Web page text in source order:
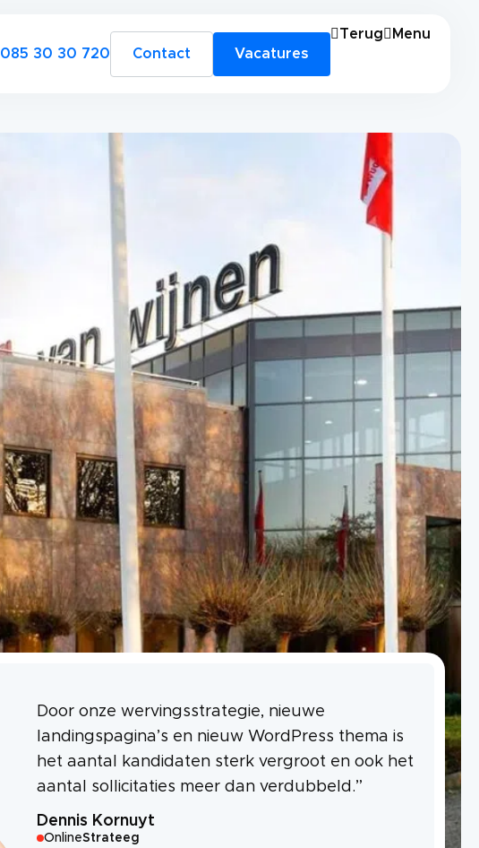
085 30 30 720 Contact Vacatures
Terug Menu
Door onze wervingsstrategie, nieuwe
landingspagina’s en nieuw WordPress thema is
het aantal kandidaten sterk vergroot en ook het
aantal sollicitaties meer dan verdubbeld.”
Dennis Kornuyt
OnlineStrateeg